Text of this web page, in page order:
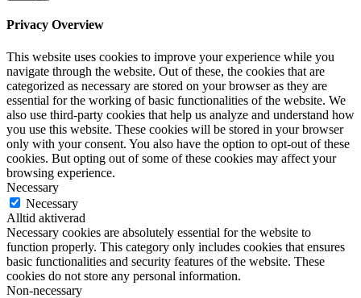
Privacy Overview
This website uses cookies to improve your experience while you
navigate through the website. Out of these, the cookies that are
categorized as necessary are stored on your browser as they are
essential for the working of basic functionalities of the website. We
also use third-party cookies that help us analyze and understand how
you use this website. These cookies will be stored in your browser
only with your consent. You also have the option to opt-out of these
cookies. But opting out of some of these cookies may affect your
browsing experience.
Necessary
Necessary
Alltid aktiverad
Necessary cookies are absolutely essential for the website to
function properly. This category only includes cookies that ensures
basic functionalities and security features of the website. These
cookies do not store any personal information.
Non-necessary